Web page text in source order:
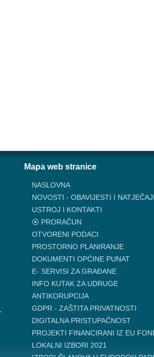
Mapa web stranice
NASLOVNA
NOVOSTI - OBAVIJESTI I NATJEČAJI
USTROJ I KONTAKTI
⦿ PRORAČUN
OTVORENI PODACI
PROSTORNO PLANIRANJE
DOKUMENTI OPĆINE PUNAT
E- SERVISI ZA GRAĐANE
INFO KUTAK ZA UDRUGE
ANTIKORUPCIJA
GDPR - ZAŠTITA PRIVATNOSTI
DIGITALNA PRISTUPAČNOST
PROJEKTI FINANCIRANI IZ EU
LOKALNI IZBORI 2021